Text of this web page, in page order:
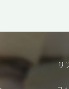
リ